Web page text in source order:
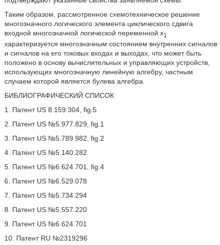
Таким образом, рассмотренное схемотехническое решение
многозначного логического элемента циклического сдвига
входной многозначной логической переменной x1
характеризуется многозначным состоянием внутренних сигналов
и сигналов на его токовых входах и выходах, что может быть
положено в основу вычислительных и управляющих устройств,
использующих многозначную линейную алгебру, частным
случаем которой является булева алгебра.
БИБЛИОГРАФИЧЕСКИЙ СПИСОК
1. Патент US 8.159.304, fig.5
2. Патент US №5.977.829, fig.1
3. Патент US №5.789.982, fig.2
4. Патент US №5.140.282
5. Патент US №6.624.701, fig.4
6. Патент US №6.529.078
7. Патент US №5.734.294
8. Патент US №5.557.220
9. Патент US №6.624.701
10. Патент RU №2319296